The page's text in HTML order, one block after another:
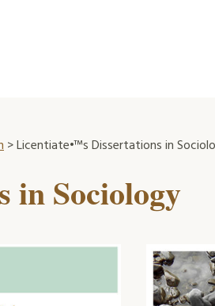
> Licentiate•™s Dissertations in
in Sociology